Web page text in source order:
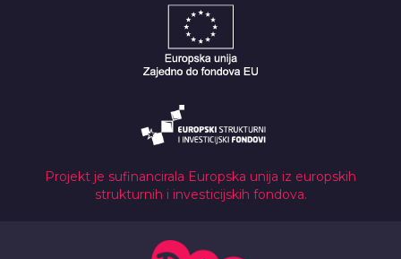
Projekt je sufinancirala Europska unija iz europskih
strukturnih i investicijskih fondova.